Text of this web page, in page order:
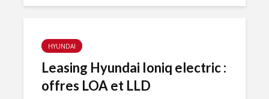
HYUNDAI
Leasing Hyundai Ioniq electric :
offres LOA et LLD